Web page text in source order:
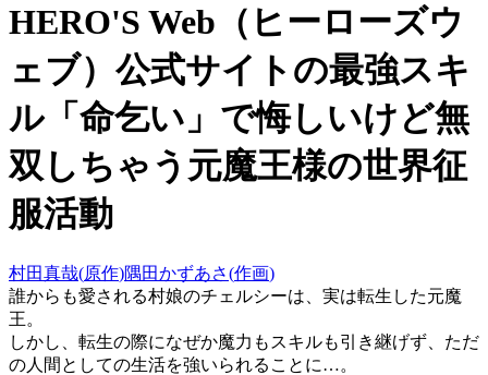
HERO'S Web（ヒーローズウ
ェブ）公式サイト の最強スキ
ル「命乞い」で悔しいけど無
双しちゃう元魔王様の世界征
服活動
村田真哉(原作)隅田かずあさ(作画)
誰からも愛される村娘のチェルシーは、実は転生した元魔
王。
しかし、転生の際になぜか魔力もスキルも引き継げず、ただ
の人間としての生活を強いられることに…。